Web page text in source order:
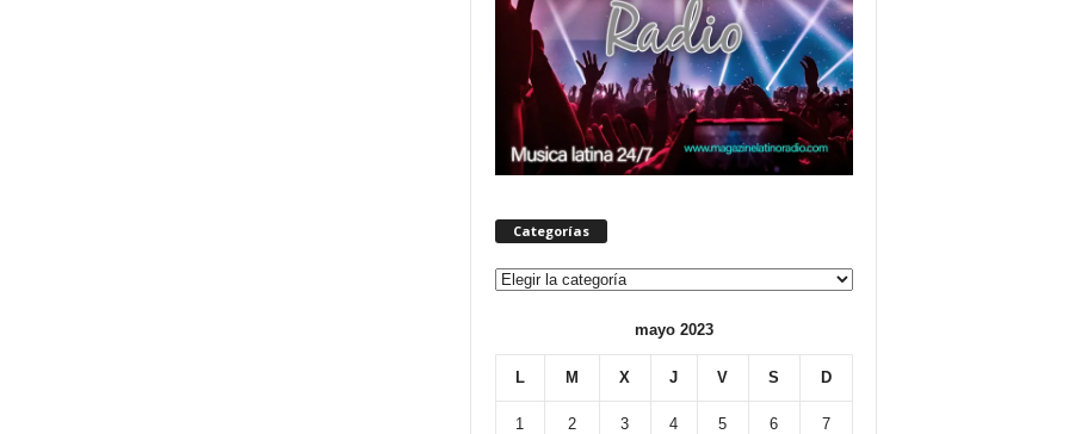
Categorías
Categorías
mayo 2023
L M X J V S D
1 2 3 4 5 6 7